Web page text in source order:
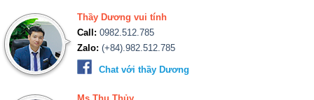
Thầy Dương vui tính
Call: 0982.512.785
Zalo: (+84).982.512.785
Chat với thầy Dương